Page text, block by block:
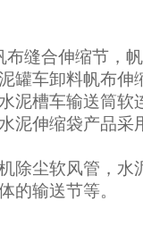
布缝合伸缩节，
罐车卸料帆布伸
泥槽车输送筒软
泥伸缩袋产品采
除尘软风管，水
的输送节等。